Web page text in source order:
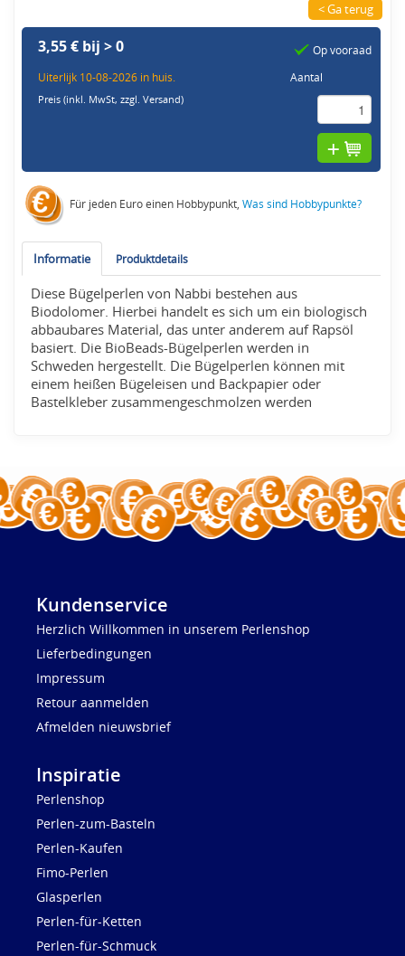
< Ga terug
3,55 € bij > 0
Uiterlijk 10-08-2026 in huis.
Preis (inkl. MwSt,zzgl. Versand)
Op vooraad
Aantal
Für jeden Euro einen Hobbypunkt,Was sind Hobbypunkte?
Informatie Produktdetails
Diese Bügelperlen von Nabbi bestehen aus
Biodolomer. Hierbei handelt es sich um ein biologisch
abbaubares Material, das unter anderem auf Rapsöl
basiert. Die BioBeads-Bügelperlen werden in
Schweden hergestellt. Die Bügelperlen können mit
einem heißen Bügeleisen und Backpapier oder
Bastelkleber zusammengeschmolzen werden
Kundenservice
Herzlich Willkommen in unserem Perlenshop
Lieferbedingungen
Impressum
Retour aanmelden
Afmelden nieuwsbrief
Inspiratie
Perlenshop
Perlen-zum-Basteln
Perlen-Kaufen
Fimo-Perlen
Glasperlen
Perlen-für-Ketten
Perlen-für-Schmuck